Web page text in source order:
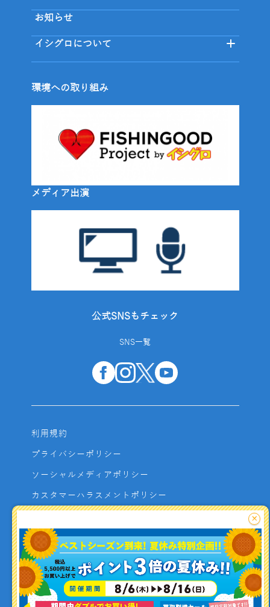
お知らせ
イシグロについて
環境への取り組み
メディア出演
公式SNSもチェック
SNS一覧
利用規約
プライバシーポリシー
ソーシャルメディアポリシー
カスタマーハラスメントポリシー
よくあるご質問
お問い合わせ
利用者資金の保全方法
×